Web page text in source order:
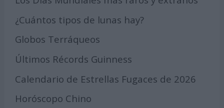
¿Cuántos tipos de lunas hay?
Globos Terráqueos
Últimos Récords Guinness
Calendario de Estrellas Fugaces de 2026
Horóscopo Chino